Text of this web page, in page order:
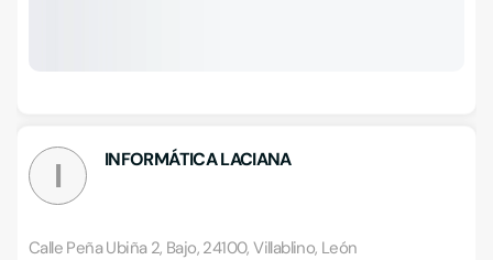
I INFORMÁTICA LACIANA
Calle Peña Ubiña 2, Bajo, 24100, Villablino, León